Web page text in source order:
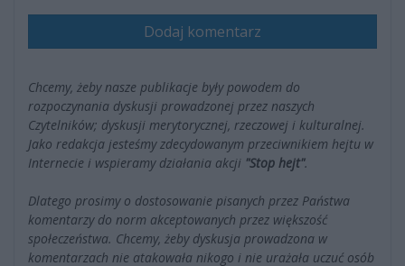
Dodaj komentarz
Chcemy, żeby nasze publikacje były powodem do
rozpoczynania dyskusji prowadzonej przez naszych
Czytelników; dyskusji merytorycznej, rzeczowej i kulturalnej.
Jako redakcja jesteśmy zdecydowanym przeciwnikiem hejtu w
Internecie i wspieramy działania akcji "Stop hejt".
Dlatego prosimy o dostosowanie pisanych przez Państwa
komentarzy do norm akceptowanych przez większość
społeczeństwa. Chcemy, żeby dyskusja prowadzona w
komentarzach nie atakowała nikogo i nie urażała uczuć osób